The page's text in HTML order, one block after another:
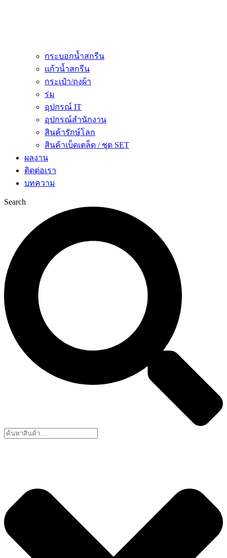
กระบอกน้ำสกรีน
แก้วน้ำสกรีน
กระเป๋า/ถุงผ้า
ร่ม
อุปกรณ์ IT
อุปกรณ์สำนักงาน
สินค้ารักษ์โลก
สินค้าเบ็ดเตล็ด / ชุด SET
ผลงาน
ติดต่อเรา
บทความ
Search